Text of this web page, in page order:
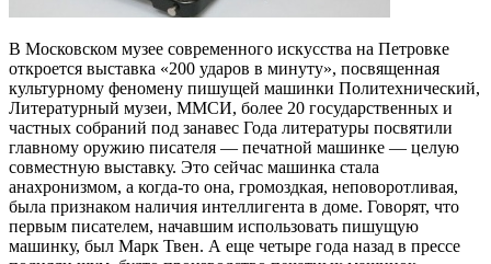
В Московском музее современного искусства на Петровке
откроется выставка «200 ударов в минуту», посвященная
культурному феномену пишущей машинки Политехнический,
Литературный музеи, ММСИ, более 20 государственных и
частных собраний под занавес Года литературы посвятили
главному оружию писателя — печатной машинке — целую
совместную выставку. Это сейчас машинка стала
анахронизмом, а когда-то она, громоздкая, неповоротливая,
была признаком наличия интеллигента в доме. Говорят, что
первым писателем, начавшим использовать пишущую
машинку, был Марк Твен. А еще четыре года назад в прессе